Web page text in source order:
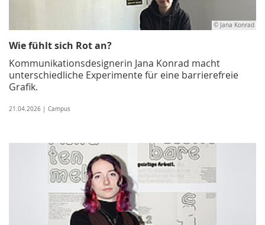
© Jana Konrad
Wie fühlt sich Rot an?
Kommunikationsdesignerin Jana Konrad macht
unterschiedliche Experimente für eine barrierefreie
Grafik.
21.04.2026 | Campus